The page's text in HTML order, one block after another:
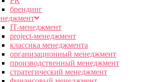
брендинг
IT-менеджмент
project-менеджмент
классика менеджмента
организационный менеджмент
производственный менеджмент
стратегический менеджмент